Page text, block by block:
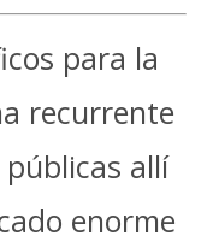
para la
recurrente
allí
enorme